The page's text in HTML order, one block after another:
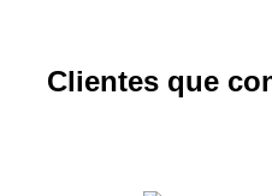
Clientes que